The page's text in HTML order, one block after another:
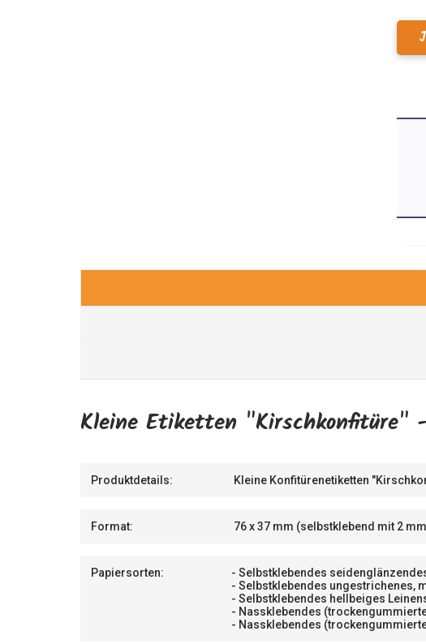
Kleine Etiketten
Produktdetails: Kleine Konfitürenetiketten
Format: 76 x 37 mm (selbstklebend mit 2
Papiersorten:
- Selbstklebendes
- Selbstklebendes ungestrichenes,
- Selbstklebendes hellbeiges
- Nassklebendes
- Nassklebendes